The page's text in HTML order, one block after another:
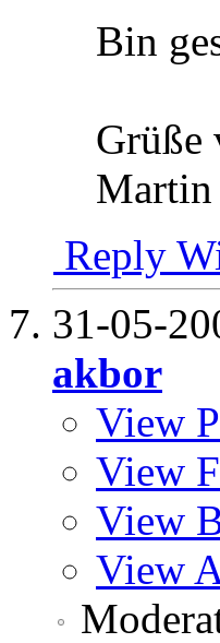
Bin
Grüße
Martin
Reply
31-05-
akbor
View
View
View
View